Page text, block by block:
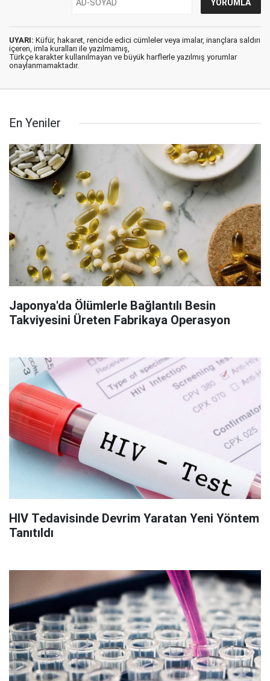
UYARI: Küfür, hakaret, rencide edici cümleler veya imalar, inançlara saldırı
içeren, imla kuralları ile yazılmamış,
Türkçe karakter kullanılmayan ve büyük harflerle yazılmış yorumlar
onaylanmamaktadır.
En Yeniler
Japonya'da Ölümlerle Bağlantılı Besin
Takviyesini Üreten Fabrikaya Operasyon
HIV Tedavisinde Devrim Yaratan Yeni Yöntem
Tanıtıldı